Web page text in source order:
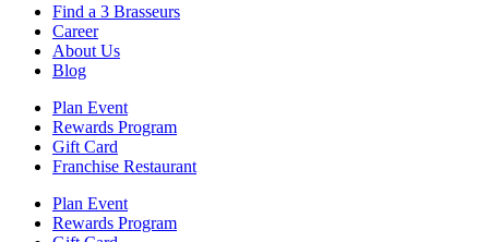
Find a 3 Brasseurs
Career
About Us
Blog
Plan Event
Rewards Program
Gift Card
Franchise Restaurant
Plan Event
Rewards Program